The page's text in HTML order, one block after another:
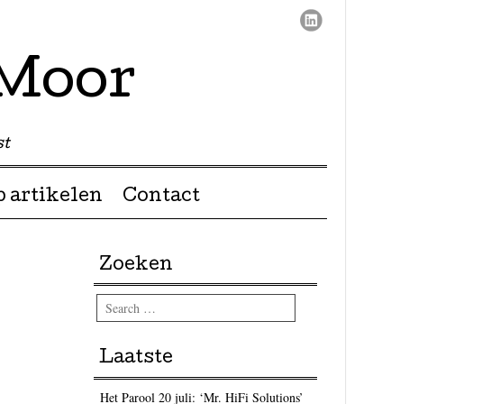
artikelen Contact
Zoeken
Search
Laatste
Het Parool 20 juli: ‘Mr. HiFi Solutions’